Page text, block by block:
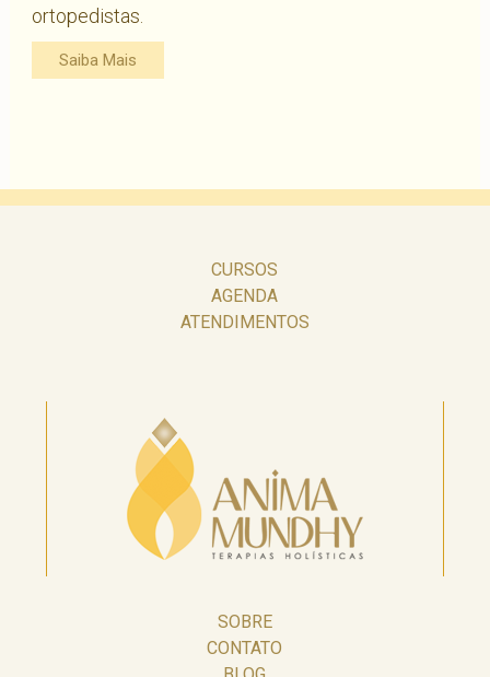
ortopedistas.
Saiba Mais
CURSOS
AGENDA
ATENDIMENTOS
SOBRE
CONTATO